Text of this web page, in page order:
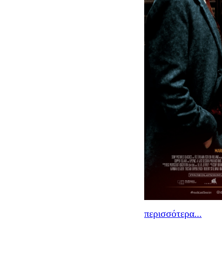
περισσότερα...